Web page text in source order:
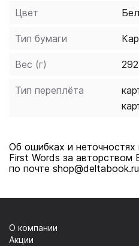
Цвет
Тип бумаги
Вес (г) 292
Тип переплёта
Об ошибках и
First Words за
по почте shop@deltabook.ru
О компании
Акции